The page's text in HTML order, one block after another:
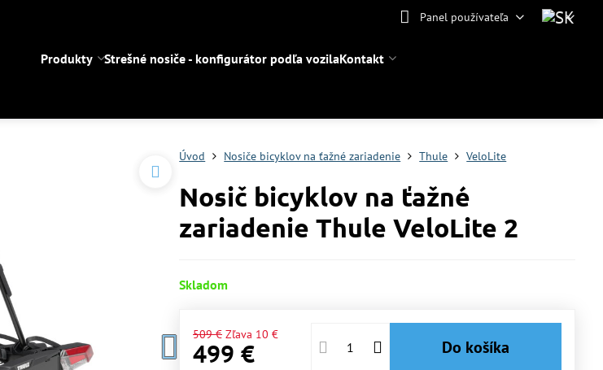
Panel používateľa
Produkty Strešné nosiče - konfigurátor podľa vozilaKontakt
Úvod Nosiče bicyklov na ťažné zariadenie Thule VeloLite
Nosič bicyklov na ťažné
zariadenie Thule VeloLite 2
Skladom
509 € Zľava 10 €
499 € Do košíka